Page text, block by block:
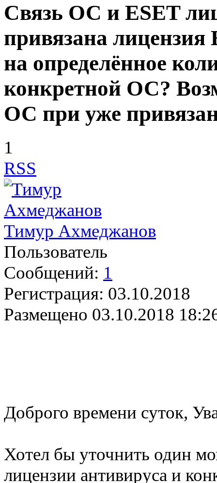
Связь ОС и ESET
привязана
на определённое
конкретной ОС?
ОС при уже
1
RSS
Тимур Ахмеджанов
Пользователь
Сообщений: 1
Регистрация: 03.10.2018
Размещено 03.10.2018
Доброго времени суток,
Хотел бы уточнить один
лицензии антивируса и